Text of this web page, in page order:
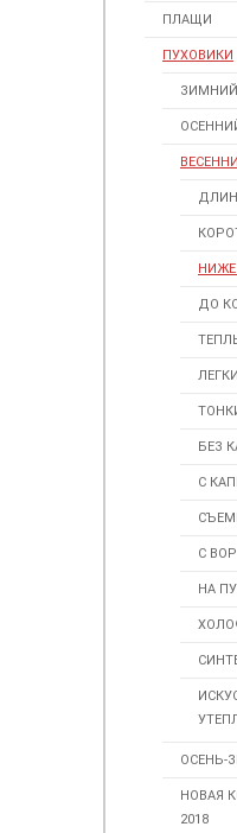
ПЛАЩИ
ПУХОВИКИ
ЗИМНИЙ
ДО
БЕЗ
С
С
НА
ОСЕНЬ-
НОВАЯ
2018